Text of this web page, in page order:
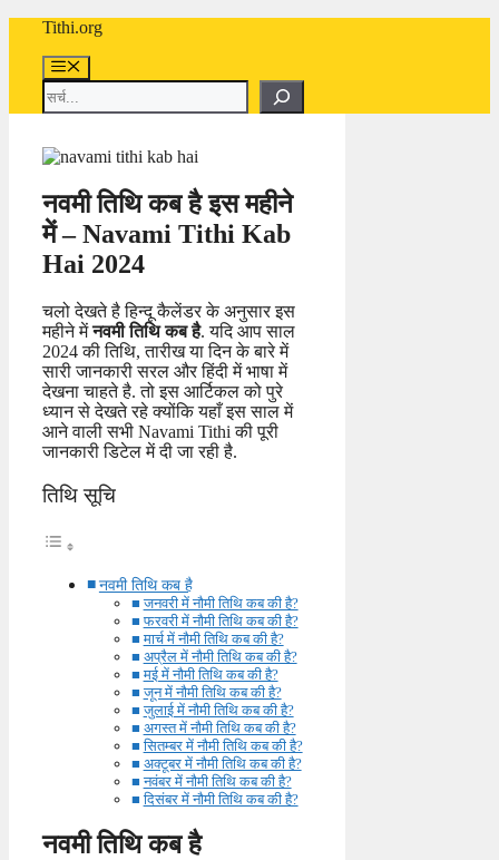
content
Tithi.org
Menu
Search
नवमी तिथि कब है इस महीने
में – Navami Tithi Kab
Hai 2024
चलो देखते है हिन्दू कैलेंडर के अनुसार इस
महीने मेंनवमी तिथि कब है. यदि आप साल
2024 की तिथि, तारीख या दिन के बारे में
सारी जानकारी सरल और हिंदी में भाषा में
देखना चाहते है. तो इस आर्टिकल को पुरे
ध्यान से देखते रहे क्योंकि यहाँ इस साल में
आने वाली सभी Navami Tithi की पूरी
जानकारी डिटेल में दी जा रही है.
तिथि सूचि
नवमी तिथि कब है
जनवरी में नौमी तिथि कब की है?
फरवरी में नौमी तिथि कब की है?
मार्च में नौमी तिथि कब की है?
अप्रैल में नौमी तिथि कब की है?
मई में नौमी तिथि कब की है?
जून में नौमी तिथि कब की है?
जुलाई में नौमी तिथि कब की है?
अगस्त में नौमी तिथि कब की है?
सितम्बर में नौमी तिथि कब की है?
अक्टूबर में नौमी तिथि कब की है?
नवंबर में नौमी तिथि कब की है?
दिसंबर में नौमी तिथि कब की है?
नवमी तिथि कब है